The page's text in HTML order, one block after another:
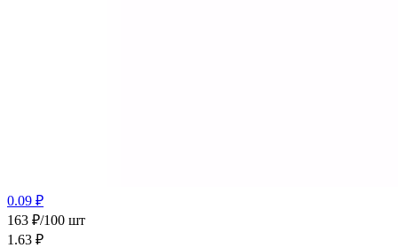
0.09 ₽
163 ₽/100 шт
1.63 ₽